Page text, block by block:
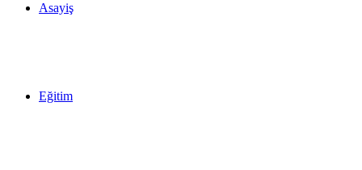
Asayiş
Eğitim